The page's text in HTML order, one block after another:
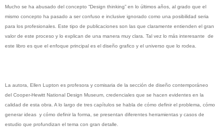
Mucho se ha abusado del concepto “Design thinking” en lo últimos años, al grado que el
mismo concepto ha pasado a ser confuso e inclusive ignorado como una posibilidad seria
para los profesionales. Este tipo de publicaciones son las que claramente entienden el gran
valor de este proceso y lo explican de una manera muy clara. Tal vez lo más interesante de
este libro es que el enfoque principal es el diseño grafico y el universo que lo rodea.
La autora, Ellen Lupton es profesora y comisaria de la sección de diseño contemporáneo
del Cooper-Hewitt National Design Museum, credenciales que se hacen evidentes en la
calidad de esta obra. A lo largo de tres capítulos se habla de cómo definir el problema, cómo
generar ideas y cómo definir la forma, se presentan diferentes herramientas y casos de
estudio que profundizan el tema con gran detalle.